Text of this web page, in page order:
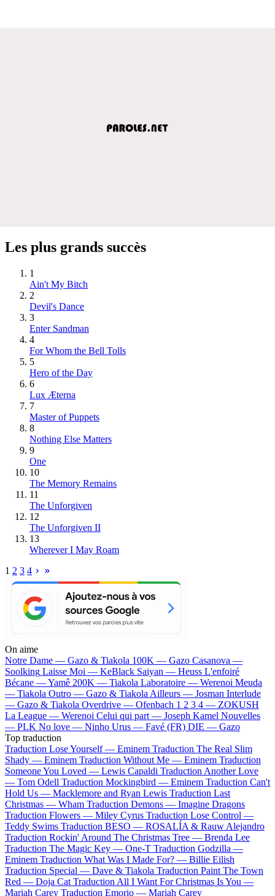
Les plus grands succès
1
Ain't My Bitch
2
Devil's Dance
3
Enter Sandman
4
For Whom the Bell Tolls
5
Hero of the Day
6
Lux Æterna
7
Master of Puppets
8
Nothing Else Matters
9
One
10
The Memory Remains
11
The Unforgiven
12
The Unforgiven II
13
Wherever I May Roam
1 2 3 4
On aime
Notre Dame — Gazo & Tiakola 100K — Gazo Casanova —
Soolking Laisse Moi — KeBlack Saiyan — Heuss L'enfoiré
Bécane —Yamê 200K — Tiakola Laboratoire — Werenoi Meuda
— Tiakola Outro — Gazo & Tiakola Ailleurs — Josman Interlude
— Gazo & Tiakola Overdrive — Ofenbach 1 2 3 4 — ZOKUSH
La League — Werenoi Celui qui part — Joseph Kamel Nouvelles
— PLK No love — Ninho Urus — Favé (FR) DIE — Gazo
Top traduction
Traduction Lose Yourself — Eminem Traduction The Real Slim
Shady — Eminem Traduction Without Me — Eminem Traduction
Someone You Loved — Lewis Capaldi Traduction Another Love
— Tom Odell Traduction Mockingbird — Eminem Traduction Can't
Hold Us — Macklemore and Ryan Lewis Traduction Last
Christmas — Wham Traduction Demons — Imagine Dragons
Traduction Flowers — Miley Cyrus Traduction Lose Control —
Teddy Swims Traduction BESO — ROSALÍA & Rauw Alejandro
Traduction Rockin' Around The Christmas Tree — Brenda Lee
Traduction The Magic Key — One-T Traduction Godzilla —
Eminem Traduction What Was I Made For? — Billie Eilish
Traduction Special — Dave & Tiakola Traduction Paint The Town
Red — Doja Cat Traduction All I Want For Christmas Is You —
Mariah Carey Traduction Emorio — Mariah Carey